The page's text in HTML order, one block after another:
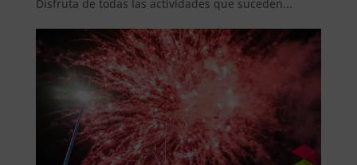
Disfruta de todas las actividades que suceden...